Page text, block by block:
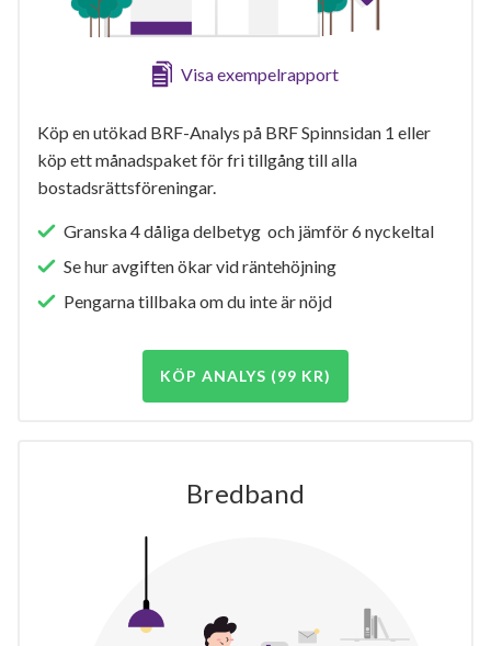
Visa exempelrapport
Köp en utökad BRF-Analys på BRF Spinnsidan 1 eller
köp ett månadspaket för fri tillgång till alla
bostadsrättsföreningar.
Granska 4 dåliga delbetyg och jämför 6 nyckeltal
Se hur avgiften ökar vid räntehöjning
Pengarna tillbaka om du inte är nöjd
KÖP ANALYS (99 KR)
Bredband